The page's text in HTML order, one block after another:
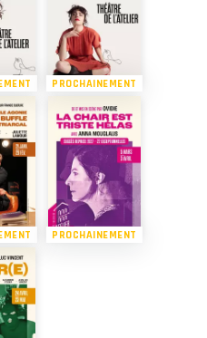
PROCHAINEMENT
PROCHAINEMENT